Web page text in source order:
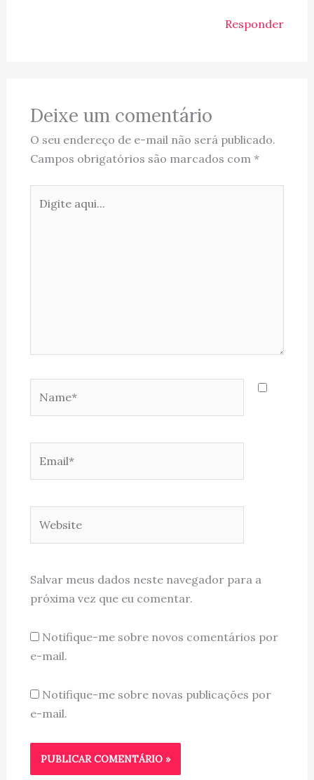
Responder
Deixe um comentário
O seu endereço de e-mail não será publicado.
Campos obrigatórios são marcados com *
aqui...
Salvar meus dados neste navegador para a
próxima vez que eu comentar.
Notifique-me sobre novos comentários por
e-mail.
Notifique-me sobre novas publicações por
e-mail.